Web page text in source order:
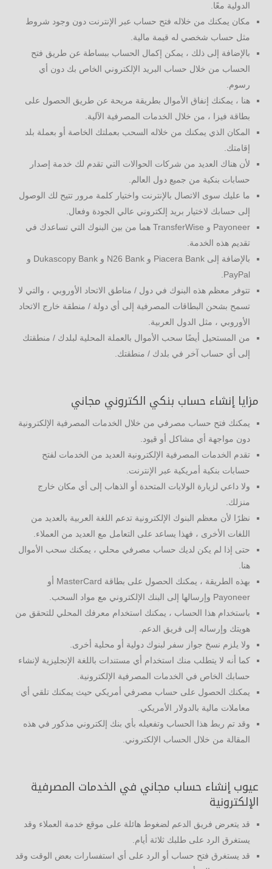
الدولية معًا.
مكان يمكنك من خلاله فتح حساب عبر الإنترنت دون وجود شروط
مثل حساب شخصي له قيمة مالية.
بالإضافة إلى ذلك ، يمكن إكمال الحساب ببساطة عن طريق فتح
الحساب من خلال حساب البريد الإلكتروني الخاص بك دون أي
رسوم.
هنا ، يمكنك إنفاق الأموال بطريقة مريحة عن طريق الحصول على
بطاقة فيزا ، من خلال الخدمات المصرفية الآلية.
المكان الذي يمكنك من خلاله السحب بعملتك الخاصة أو بعملة بلد
إقامتك.
لأن هناك العديد من شركات الحوالات التي تقدم لك خدمة إصدار
حسابات بنكية من جميع دول العالم.
ما عليك سوى الاتصال بالإنترنت واختيار كلمة مرور تتيح لك الوصول
إلى حسابك لاختيار بريد إلكتروني عالي الجودة وفعال.
Payoneer و TransferWise هما من بين البنوك التي تساعدك في
تقديم هذه الخدمة.
بالإضافة إلى Piacera Bank و N26 Bank و Dukascopy Bank و
PayPal.
تتوفر معظم هذه البنوك في دول / مناطق الاتحاد الأوروبي ، والتي لا
تسمح بشحن البطاقات المصرفية إلى أي دولة / منطقة خارج الاتحاد
الأوروبي ، مثل الدول العربية.
من المستحيل أيضًا سحب الأموال بالعملة المحلية لبلدك / منطقتك
إلى أي حساب آخر في بلدك / منطقتك.
مزايا إنشاء حساب بنكي الكتروني مجاني
يمكنك فتح حساب مصرفي من خلال الخدمات المصرفية الإلكترونية
دون مواجهة أي مشاكل أو قيود.
تقدم الخدمات المصرفية الإلكترونية العديد من الخدمات لفتح
حسابات بنكية أمريكية عبر الإنترنت.
ولا داعي لزيارة الولايات المتحدة أو الذهاب إلى أي مكان خارج
منزلك.
نظرًا لأن معظم البنوك الإلكترونية تدعم اللغة العربية بالعديد من
اللغات الأخرى ، فهذا يساعد على التعامل مع العديد من العملاء.
حتى إذا لم يكن لديك حساب مصرفي محلي ، يمكنك سحب الأموال
هنا.
بهذه الطريقة ، يمكنك الحصول على بطاقة MasterCard أو
Payoneer وإرسالها إلى البنك الإلكتروني مع مواد السحب.
باستخدام هذا الحساب ، يمكنك استخدام معرفك المحلي للتحقق من
هويتك وإرساله إلى فريق الدعم.
ولا يلزم نسخ جواز سفر لبنوك دولية أو محلية أخرى.
كما أنه لا يتطلب منك استخدام أي مستندات باللغة الإنجليزية لإنشاء
حسابك الخاص في الخدمات المصرفية الإلكترونية.
يمكنك الحصول على حساب مصرفي أمريكي حيث يمكنك تلقي أي
معاملات مالية بالدولار الأمريكي.
وقد تم ربط هذا الحساب وتفعيله بأي بنك إلكتروني مذكور في هذه
المقالة من خلال الحساب الإلكتروني.
عيوب إنشاء حساب مجاني في الخدمات المصرفية
الإلكترونية
قد يتعرض فريق الدعم لضغوط هائلة على موقع خدمة العملاء وقد
يستغرق الرد على طلبك ثلاثة أيام.
قد يستغرق فتح حساب أو الرد على أي استفسارات بعض الوقت وقد